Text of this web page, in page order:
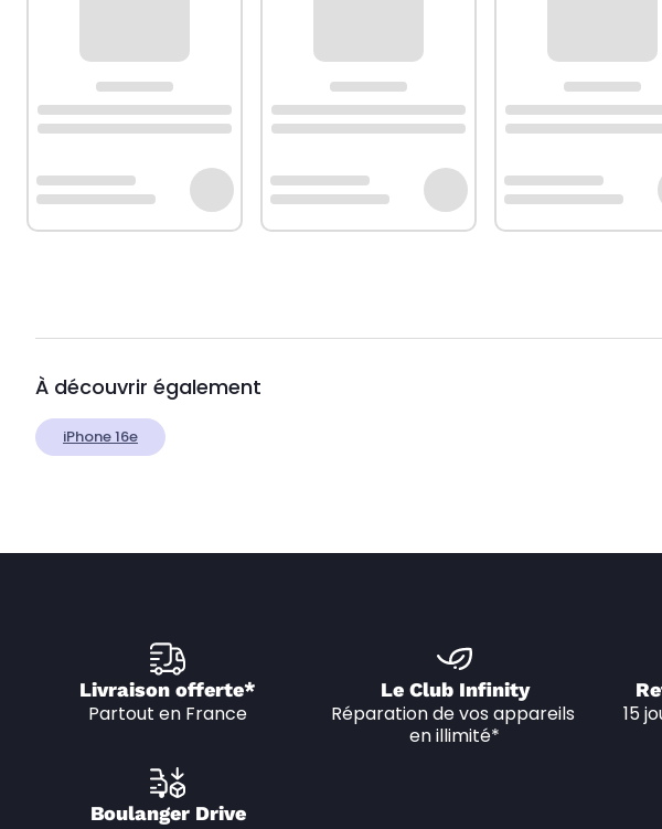
À découvrir également
iPhone 16e
Livraison offerte*
Partout en France
Le Club Infinity
Réparation de vos appareils
en illimité*
15
Boulanger Drive